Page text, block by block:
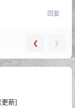
回复
❮ ❯
新]